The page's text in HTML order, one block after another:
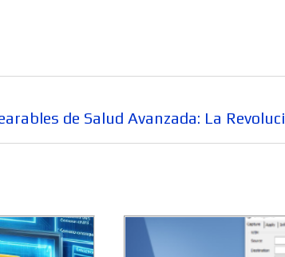
de Salud Avanzada: La